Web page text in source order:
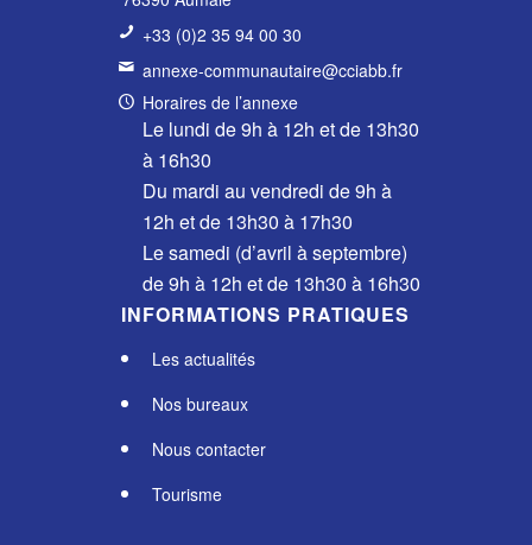
+33 (0)2 35 94 00 30
annexe-communautaire@cciabb.fr
Horaires de l’annexe
Le lundi de 9h à 12h et de 13h30
à 16h30
Du mardi au vendredi de 9h à
12h et de 13h30 à 17h30
Le samedi (d’avril à septembre)
de 9h à 12h et de 13h30 à 16h30
INFORMATIONS PRATIQUES
Les actualités
Nos bureaux
Nous contacter
Tourisme